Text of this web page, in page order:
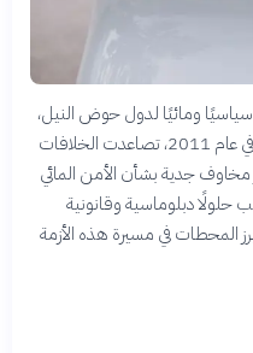
ومائيًا لدول حوض النيل،
خاصة مصر والسودان. فمنذ بدء إنشائه في عام 2011، تصاعدت الخلافات
جدية بشأن الأمن المائي
دبلوماسية وقانونية
المحطات في مسيرة هذه الأزمة